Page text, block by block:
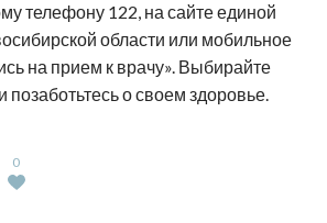
телефону 122, на сайте единой
области или мобильное
на прием к врачу». Выбирайте
позаботьтесь о своем здоровье.
0